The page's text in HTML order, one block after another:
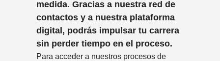
medida. Gracias a nuestra red de
contactos y a nuestra plataforma
digital, podrás impulsar tu carrera
sin perder tiempo en el proceso.
Para acceder a nuestros procesos de